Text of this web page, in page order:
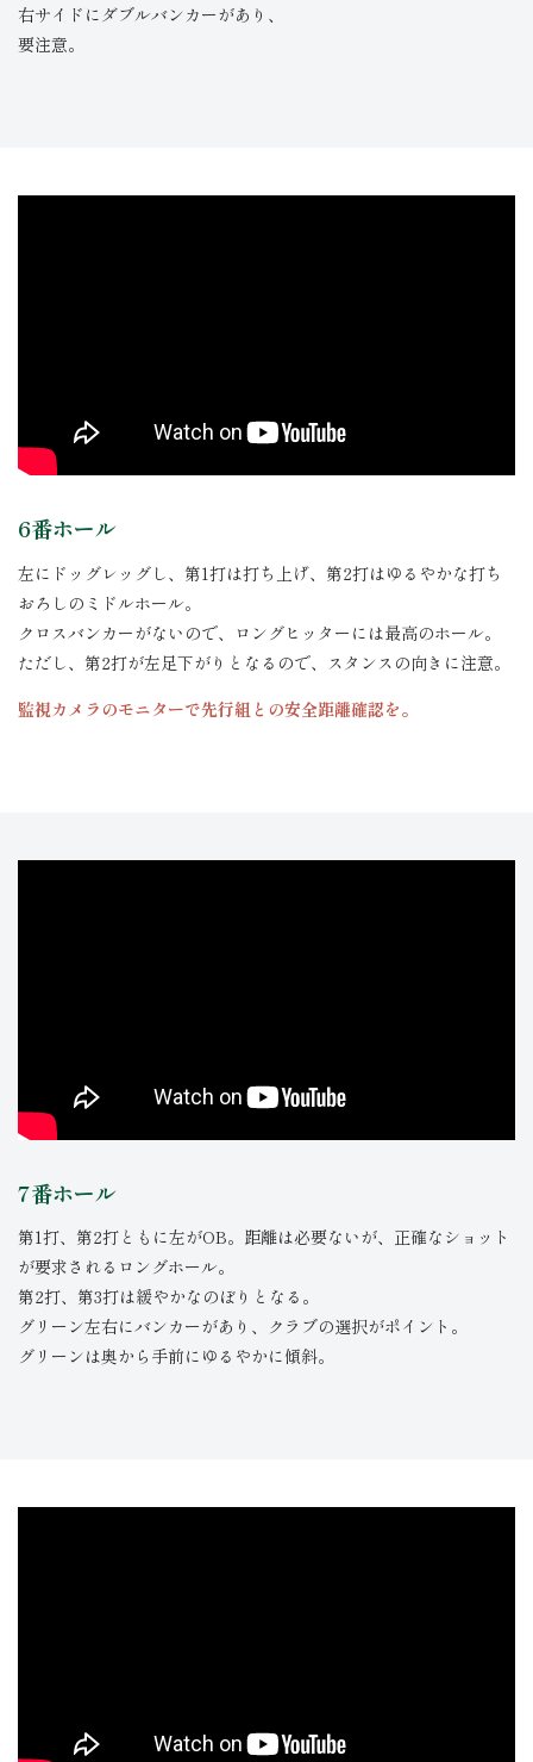
右サイドにダブルバンカーがあり、
要注意。
6番ホール
左にドッグレッグし、第1打は打ち上げ、第2打はゆるやかな打ち
おろしのミドルホール。
クロスバンカーがないので、ロングヒッターには最高のホール。
ただし、第2打が左足下がりとなるので、スタンスの向きに注意。
監視カメラのモニターで先行組との安全距離確認を。
7番ホール
第1打、第2打ともに左がOB。距離は必要ないが、正確なショット
が要求されるロングホール。
第2打、第3打は緩やかなのぼりとなる。
グリーン左右にバンカーがあり、クラブの選択がポイント。
グリーンは奥から手前にゆるやかに傾斜。